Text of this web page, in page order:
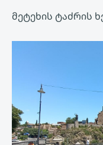
მეტეხის ტაძრის